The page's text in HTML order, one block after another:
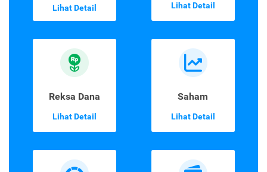
Lihat Detail Lihat Detail
Reksa Dana
Lihat Detail
Saham
Lihat Detail